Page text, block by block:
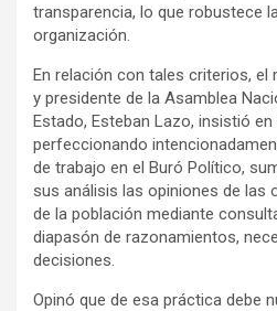
transparencia, lo que robustece
organización.
En relación con tales criterios, el
y presidente de la Asamblea
Estado, Esteban Lazo, insistió
perfeccionando
de trabajo en el Buró Político,
sus análisis las opiniones de las
de la población mediante
diapasón de razonamientos,
decisiones.
Opinó que de esa práctica debe